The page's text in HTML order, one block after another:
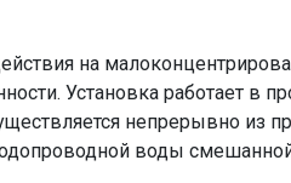
на
Установка работает в
непрерывно из
воды